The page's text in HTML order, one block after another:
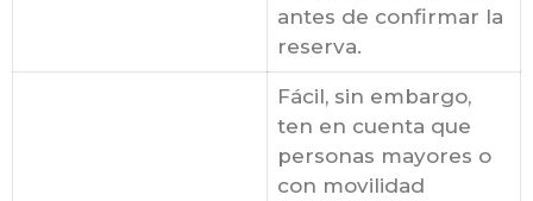
antes de confirmar la
reserva.
Fácil, sin embargo,
ten en cuenta que
personas mayores o
con movilidad